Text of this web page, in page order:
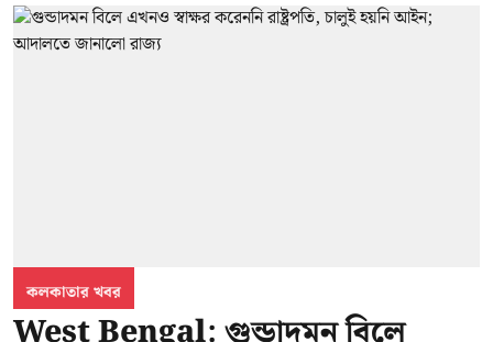
কলকাতার খবর